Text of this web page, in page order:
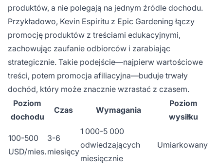
produktów, a nie polegają na jednym źródle dochodu.
Przykładowo, Kevin Espiritu z Epic Gardening łączy
promocję produktów z treściami edukacyjnymi,
zachowując zaufanie odbiorców i zarabiając
strategicznie. Takie podejście—najpierw wartościowe
treści, potem promocja afiliacyjna—buduje trwały
dochód, który może znacznie wzrastać z czasem.
Poziom
dochodu
Czas Wymagania
Poziom
wysiłku
100-500
USD/mies.
3-6
miesięcy
1 000-5 000
odwiedzających
miesięcznie
Umiarkowany